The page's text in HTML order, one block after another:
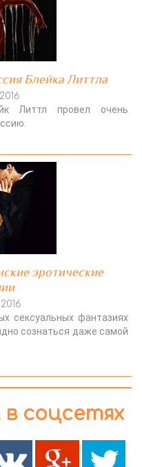
Блейка Литтла
Литтл провел очень
эротические
сексуальных фантазиях
сознаться даже самой
соцсетях